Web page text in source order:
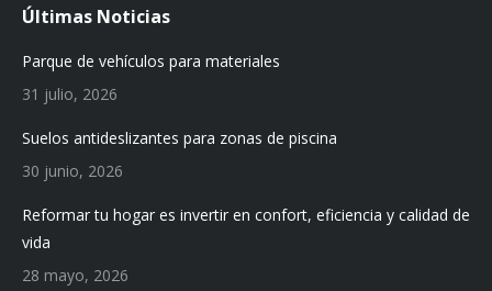
Últimas Noticias
Parque de vehículos para materiales
31 julio, 2026
Suelos antideslizantes para zonas de piscina
30 junio, 2026
Reformar tu hogar es invertir en confort, eficiencia y calidad de
vida
28 mayo, 2026